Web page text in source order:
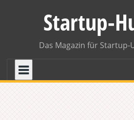
Startup-
Das Magazin für